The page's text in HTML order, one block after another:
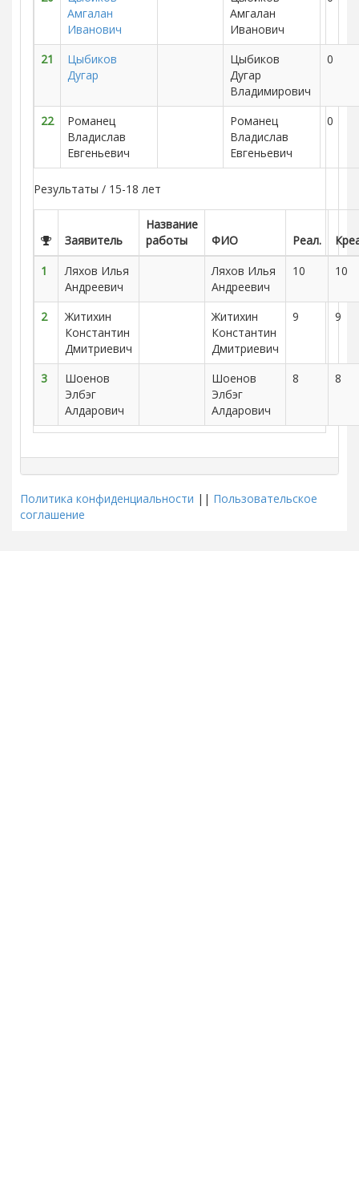
Амгалан
Иванович
Амгалан
Иванович
21
Цыбиков
Дугар
Цыбиков
Дугар
Владимирович
0
22
Романец
Владислав
Евгеньевич
Романец
Владислав
Евгеньевич
0
Результаты / 15-18 лет
Заявитель
Название
работы
ФИО Реал.
1
Ляхов Илья
Андреевич
Ляхов Илья
Андреевич
10 10
2
Житихин
Константин
Дмитриевич
Житихин
Константин
Дмитриевич
9 9
3
Шоенов
Элбэг
Алдарович
Шоенов
Элбэг
Алдарович
8 8
Политика конфиденциальности || Пользовательское
соглашение